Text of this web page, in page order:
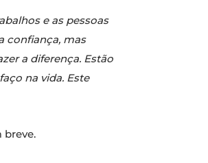
e as pessoas
confiança, mas
a diferença. Estão
na vida. Este
breve.